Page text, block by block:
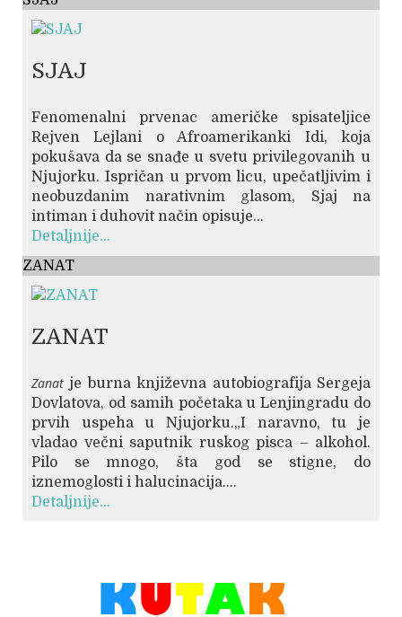
SJAJ
Fenomenalni prvenac američke spisateljice
Rejven Lejlani o Afroamerikanki Idi, koja
pokušava da se snađe u svetu privilegovanih u
Njujorku. Ispričan u prvom licu, upečatljivim i
neobuzdanim narativnim glasom, Sjaj na
intiman i duhovit način opisuje...
Detaljnije...
ZANAT
ZANAT
Zanat je burna književna autobiografija Sergeja
Dovlatova, od samih početaka u Lenjingradu do
prvih uspeha u Njujorku.„I naravno, tu je
vladao večni saputnik ruskog pisca – alkohol.
Pilo se mnogo, šta god se stigne, do
iznemoglosti i halucinacija....
Detaljnije...